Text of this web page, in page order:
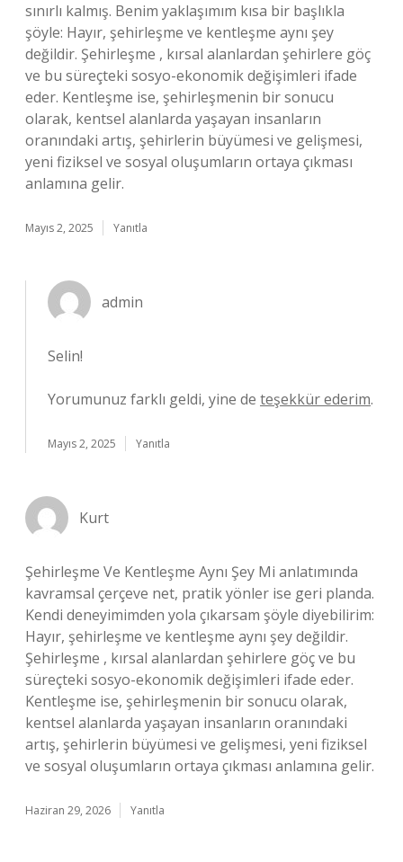
sınırlı kalmış. Benim yaklaşımım kısa bir başlıkla
şöyle: Hayır, şehirleşme ve kentleşme aynı şey
değildir. Şehirleşme , kırsal alanlardan şehirlere göç
ve bu süreçteki sosyo-ekonomik değişimleri ifade
eder. Kentleşme ise, şehirleşmenin bir sonucu
olarak, kentsel alanlarda yaşayan insanların
oranındaki artış, şehirlerin büyümesi ve gelişmesi,
yeni fiziksel ve sosyal oluşumların ortaya çıkması
anlamına gelir.
Mayıs 2, 2025 Yanıtla
admin
Selin!
Yorumunuz farklı geldi, yine de teşekkür ederim.
Mayıs 2, 2025 Yanıtla
Kurt
Şehirleşme Ve Kentleşme Aynı Şey Mi anlatımında
kavramsal çerçeve net, pratik yönler ise geri planda.
Kendi deneyimimden yola çıkarsam şöyle diyebilirim:
Hayır, şehirleşme ve kentleşme aynı şey değildir.
Şehirleşme , kırsal alanlardan şehirlere göç ve bu
süreçteki sosyo-ekonomik değişimleri ifade eder.
Kentleşme ise, şehirleşmenin bir sonucu olarak,
kentsel alanlarda yaşayan insanların oranındaki
artış, şehirlerin büyümesi ve gelişmesi, yeni fiziksel
ve sosyal oluşumların ortaya çıkması anlamına gelir.
Haziran 29, 2026 Yanıtla